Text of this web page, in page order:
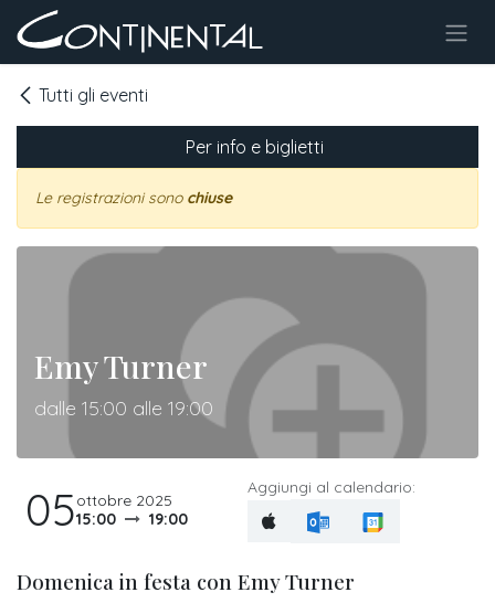
Passa al contenuto
Tutti gli eventi
Per info e biglietti
Le registrazioni sono chiuse
Emy Turner
dalle 15:00 alle 19:00
05ottobre 2025
15:00
19:00
Aggiungi al calendario:
Domenica in festa con Emy Turner